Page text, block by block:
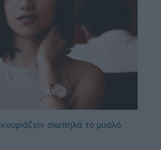
σιωπηλά το μυαλό